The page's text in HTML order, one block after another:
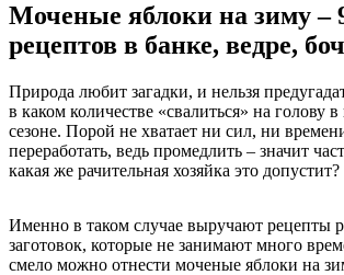
Моченые яблоки на зиму –
рецептов в банке, ведре,
Природа любит загадки, и нельзя
в каком количестве «свалиться» на голову
сезоне. Порой не хватает ни сил, ни
переработать, ведь промедлить – значит
какая же рачительная хозяйка это допустит?
Именно в таком случае выручают рецепты
заготовок, которые не занимают много
смело можно отнести моченые яблоки на